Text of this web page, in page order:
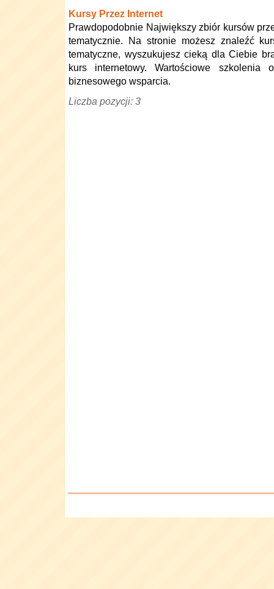
Kursy Przez Internet
Prawdopodobnie Największy zbiór kursów
tematycznie. Na stronie możesz znaleźć
tematyczne, wyszukujesz cieką dla Ciebie
kurs internetowy. Wartościowe szkolenia
biznesowego wsparcia.
Liczba pozycji: 3